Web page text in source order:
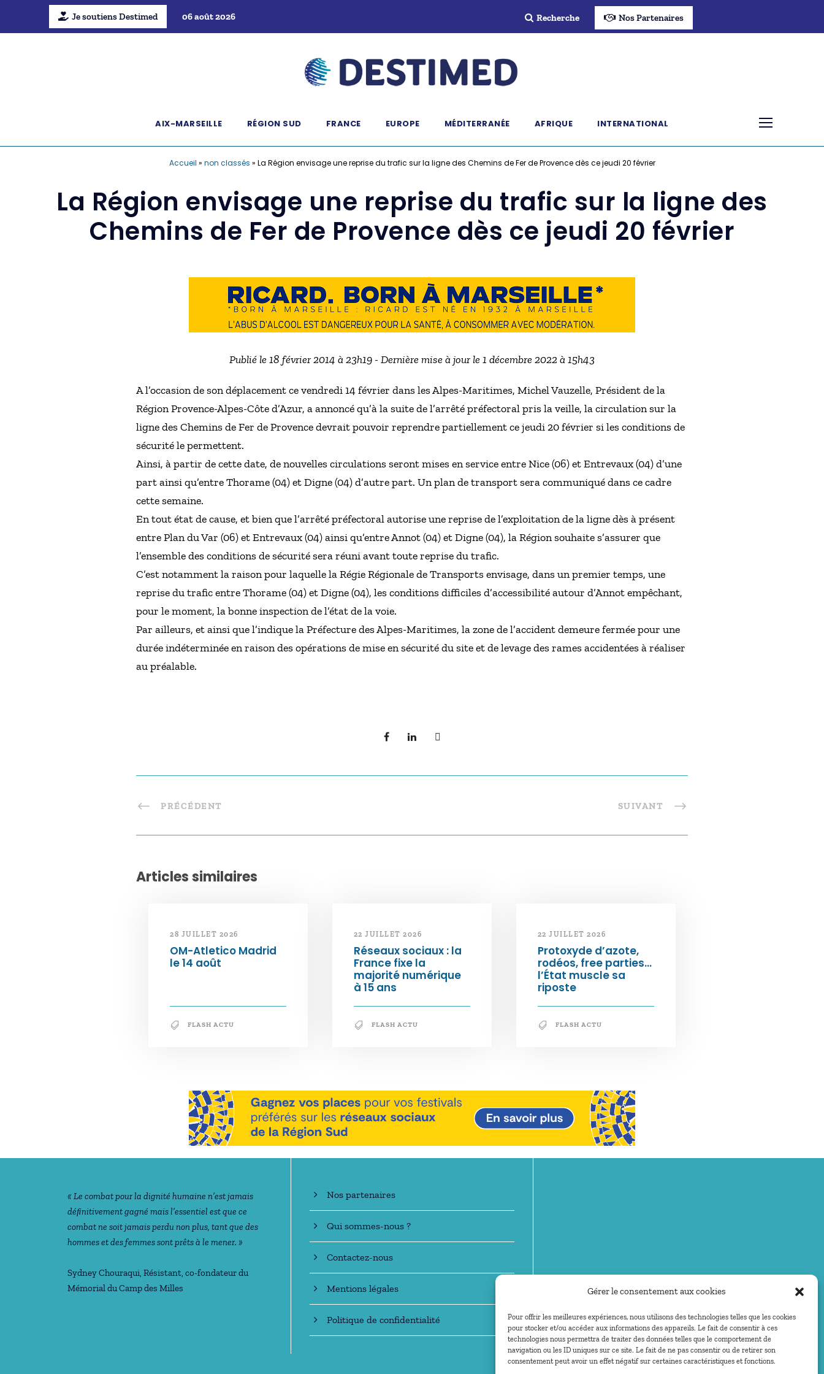
Gérer le consentement aux cookies
Pour offrir les meilleures expériences, nous utilisons des technologies telles que les cookies
pour stocker et/ou accéder aux informations des appareils. Le fait de consentir à ces
technologies nous permettra de traiter des données telles que le comportement de
navigation ou les ID uniques sur ce site. Le fait de ne pas consentir ou de retirer son
consentement peut avoir un effet négatif sur certaines caractéristiques et fonctions.
Je soutiens Destimed 06 août 2026 Recherche Nos Partenaires
AIX-MARSEILLE RÉGION SUD FRANCE EUROPE MÉDITERRANÉE AFRIQUE INTERNATIONAL
Accueil » non classés » La Région envisage une reprise du trafic sur la ligne des Chemins de Fer de Provence dès ce jeudi 20 février
La Région envisage une reprise du trafic sur la ligne des
Chemins de Fer de Provence dès ce jeudi 20 février
Publié le 18 février 2014 à 23h19 - Dernière mise à jour le 1 décembre 2022 à 15h43
A l’occasion de son déplacement ce vendredi 14 février dans les Alpes-Maritimes, Michel Vauzelle, Président de la
Région Provence-Alpes-Côte d’Azur, a annoncé qu’à la suite de l’arrêté préfectoral pris la veille, la circulation sur la
ligne des Chemins de Fer de Provence devrait pouvoir reprendre partiellement ce jeudi 20 février si les conditions de
sécurité le permettent.
Ainsi, à partir de cette date, de nouvelles circulations seront mises en service entre Nice (06) et Entrevaux (04) d’une
part ainsi qu’entre Thorame (04) et Digne (04) d’autre part. Un plan de transport sera communiqué dans ce cadre
cette semaine.
En tout état de cause, et bien que l’arrêté préfectoral autorise une reprise de l’exploitation de la ligne dès à présent
entre Plan du Var (06) et Entrevaux (04) ainsi qu’entre Annot (04) et Digne (04), la Région souhaite s’assurer que
l’ensemble des conditions de sécurité sera réuni avant toute reprise du trafic.
C’est notamment la raison pour laquelle la Régie Régionale de Transports envisage, dans un premier temps, une
reprise du trafic entre Thorame (04) et Digne (04), les conditions difficiles d’accessibilité autour d’Annot empêchant,
pour le moment, la bonne inspection de l’état de la voie.
Par ailleurs, et ainsi que l’indique la Préfecture des Alpes-Maritimes, la zone de l’accident demeure fermée pour une
durée indéterminée en raison des opérations de mise en sécurité du site et de levage des rames accidentées à réaliser
au préalable.
PRÉCÉDENT SUIVANT
Articles similaires
28 JUILLET 2026
OM-Atletico Madrid
le 14 août
FLASH ACTU
22 JUILLET 2026
Réseaux sociaux : la
France fixe la
majorité numérique
à 15 ans
FLASH ACTU
22 JUILLET 2026
Protoxyde d’azote,
rodéos, free parties…
l’État muscle sa
riposte
FLASH ACTU
Notre philosophie
« Le combat pour la dignité humaine n’est jamais
déﬁnitivement gagné mais l’essentiel est que ce
combat ne soit jamais perdu non plus, tant que des
hommes et des femmes sont prêts à le mener. »
Sydney Chouraqui, Résistant, co-fondateur du
Mémorial du Camp des Milles
En savoir +
Nos partenaires
Qui sommes-nous ?
Contactez-nous
Mentions légales
Politique de confidentialité